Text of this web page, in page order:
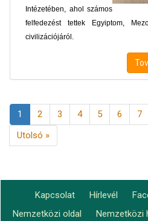
Intézetében, ahol számos
felfedezést tettek Egyiptom,
civilizációjáról.
Oldalszámozás
Jelenlegi
oldal
1 Page
2 Page
3 Page
4 Page
5 Page
6 7
Utolsó
oldal
Utolsó »
Footer
Kapcsolat Hírlevél
Nemzetközi oldal Nemzetközi